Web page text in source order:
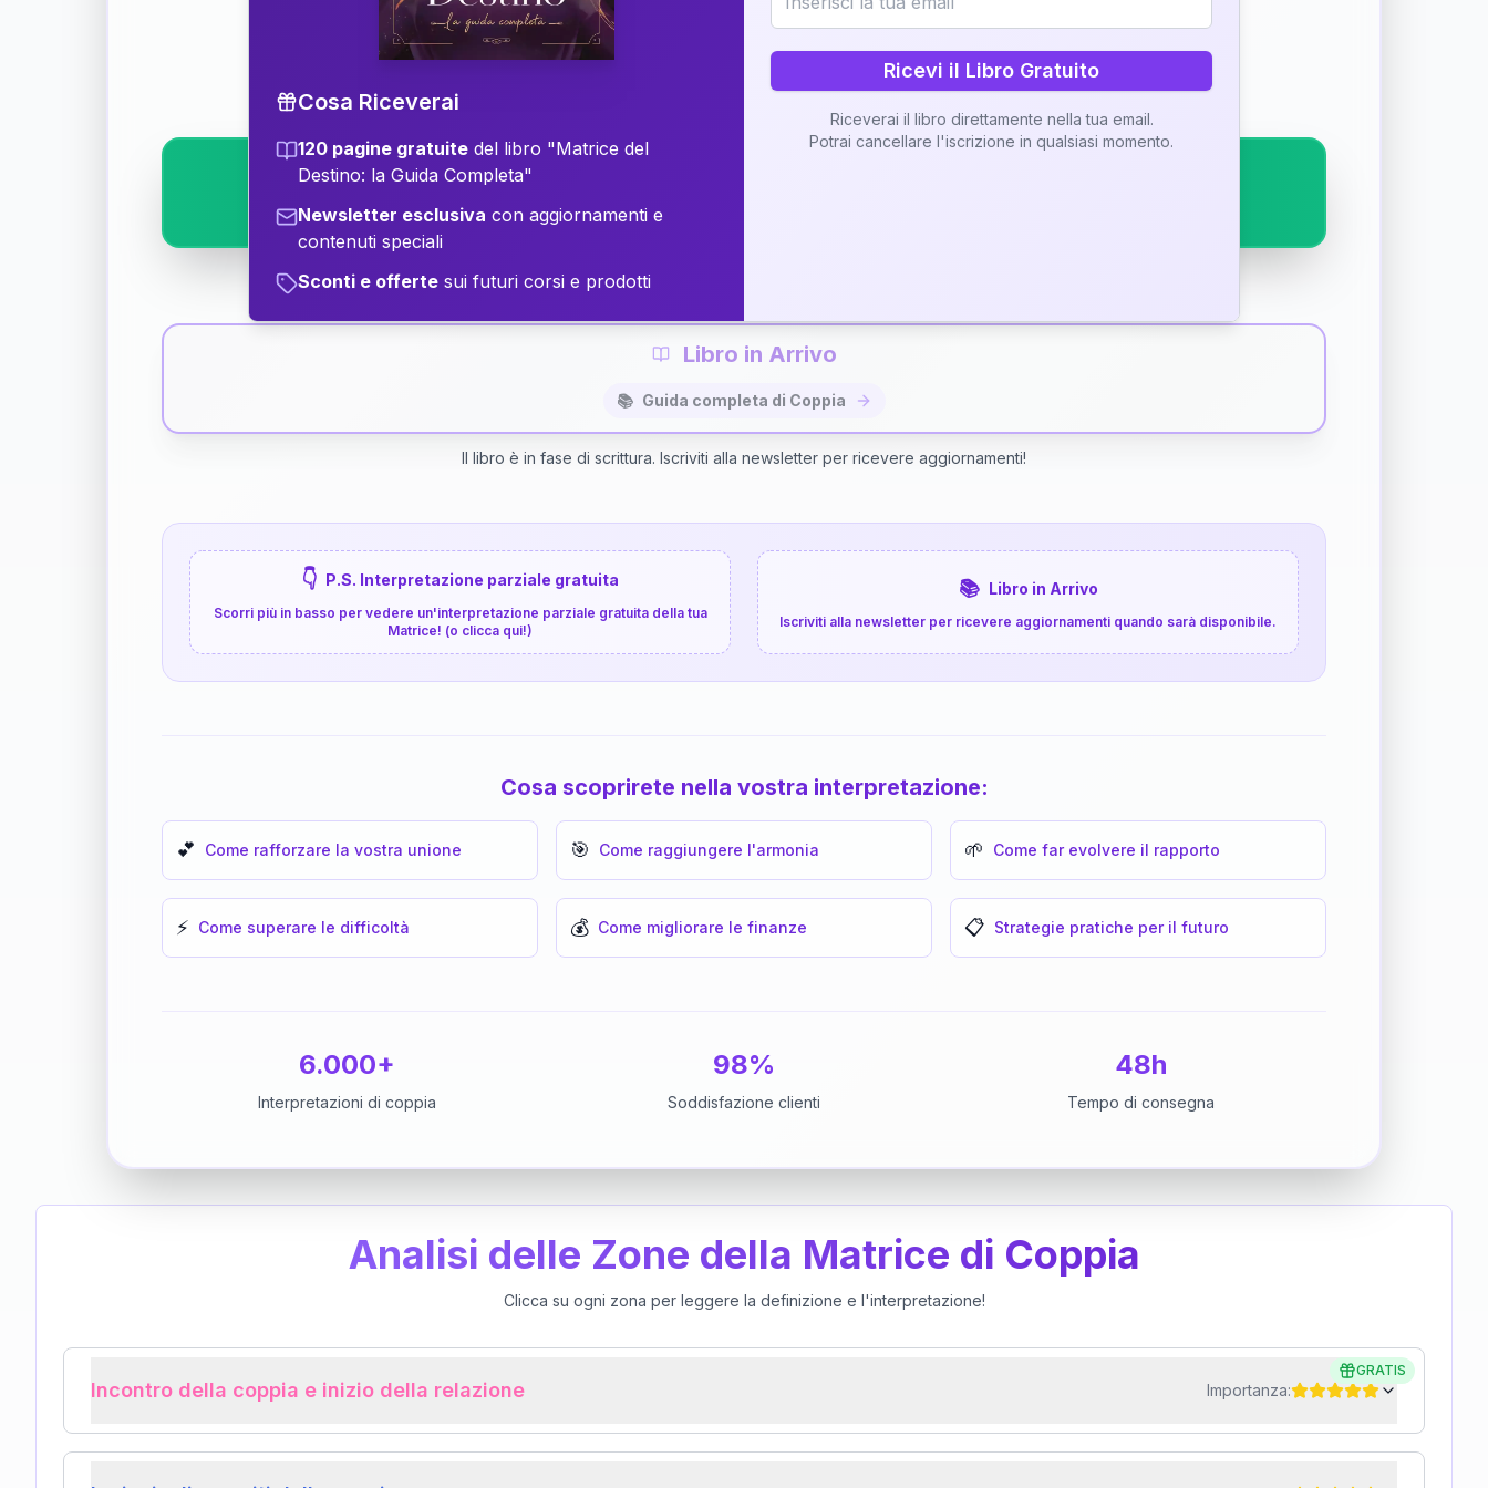
Scopri il significato della vostra Matrice di Coppia attraverso una nostra interpretazione
✨ Interpretazione personalizzata
⚡
Libro in Arrivo
📚 Guida completa di Coppia
Il libro è in fase di scrittura. Iscriviti alla newsletter per ricevere aggiornamenti!
👇 P.S. Interpretazione parziale gratuita
Scorri più in basso per vedere un'interpretazione parziale gratuita della tua
Matrice! (o clicca qui!)
📚 Libro in Arrivo
Iscriviti alla newsletter per ricevere aggiornamenti quando sarà disponibile.
Cosa scoprirete nella vostra interpretazione:
💕 Come rafforzare la vostra unione 🎯 Come raggiungere l'armonia 🌱 Come far evolvere il rapporto
⚡ Come superare le difficoltà 💰 Come migliorare le finanze 📋 Strategie pratiche per il futuro
6.000+
Interpretazioni di coppia
98%
Soddisfazione clienti
48h
Tempo di consegna
Analisi delle Zone della Matrice di Coppia
Clicca su ogni zona per leggere la definizione e l'interpretazione!
GRATIS
Incontro della coppia e inizio della relazione Importanza:
Cosa Riceverai
120 pagine gratuite del libro "Matrice del
Destino: la Guida Completa"
Newsletter esclusiva con aggiornamenti e
contenuti speciali
Sconti e offerte sui futuri corsi e prodotti
Ricevi il Libro Gratuito
Riceverai il libro direttamente nella tua email.
Potrai cancellare l'iscrizione in qualsiasi momento.